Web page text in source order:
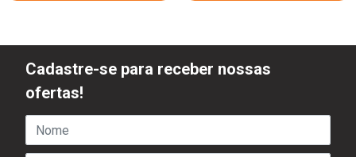
Cadastre-se para receber nossas
ofertas!